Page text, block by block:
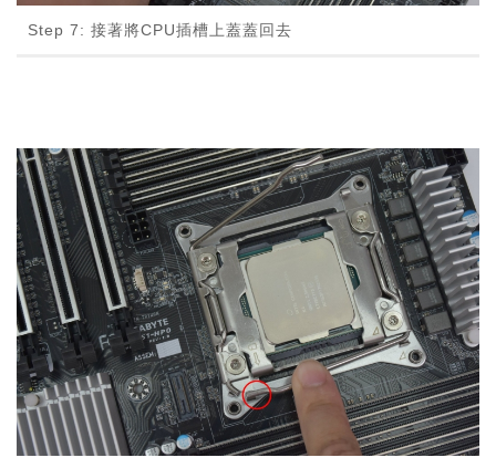
Step 7: 接著將CPU插槽上蓋蓋回去